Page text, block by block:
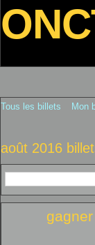
Tous les billets Mon
août 2016